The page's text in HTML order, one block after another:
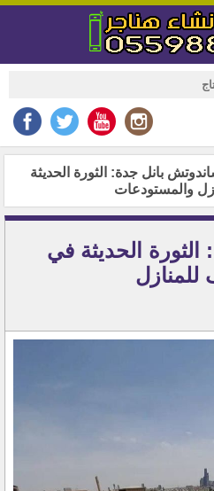
بانل جدة: الثورة الحديثة
والمستودعات
الحديثة في
للمنازل